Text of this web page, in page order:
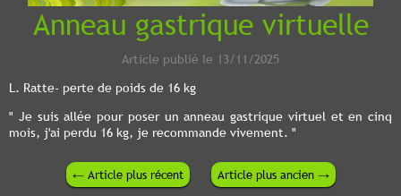
Anneau gastrique virtuelle
Article publié le 13/11/2025
L. Ratte- perte de poids de 16 kg
" Je suis allée pour poser un anneau gastrique virtuel et en cinq
mois, j'ai perdu 16 kg, je recommande vivement. "
← Article plus récent Article plus ancien→